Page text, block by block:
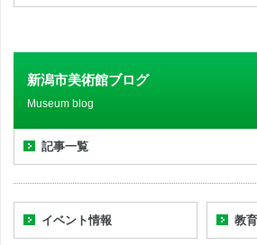
新潟市美術館ブログ
Museum blog
記事一覧
イベント情報 教